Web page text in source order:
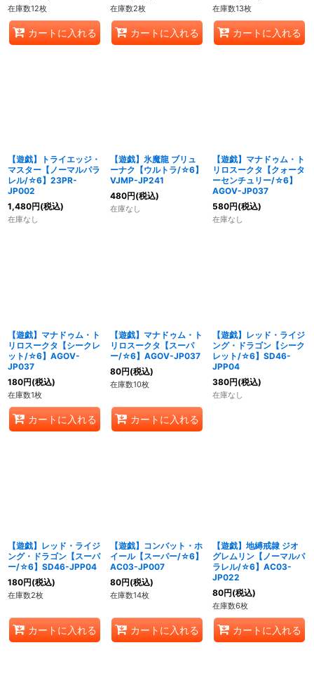
在庫数12枚
カートに入れる
在庫数2枚
カートに入れる
在庫数13枚
カートに入れる
【遊戯】トライエッジ・
マスター【ノーマルパラ
レル/☆6】23PR-
JP002
1,480円(税込)
在庫なし
【遊戯】氷魔龍 ブリュ
ーナク【ウルトラ/☆6】
VJMP-JP241
480円(税込)
在庫なし
【遊戯】マナドゥム・ト
リロスークタ【クォータ
ーセンチュリー/☆6】
AGOV-JP037
580円(税込)
在庫なし
【遊戯】マナドゥム・ト
リロスークタ【シークレ
ット/☆6】AGOV-
JP037
180円(税込)
在庫数1枚
カートに入れる
【遊戯】マナドゥム・ト
リロスークタ【スーパ
ー/☆6】AGOV-JP037
80円(税込)
在庫数10枚
カートに入れる
【遊戯】レッド・ライジ
ング・ドラゴン【シーク
レット/☆6】SD46-
JPP04
380円(税込)
在庫なし
【遊戯】レッド・ライジ
ング・ドラゴン【スーパ
ー/☆6】SD46-JPP04
180円(税込)
在庫数2枚
カートに入れる
【遊戯】コンバット・ホ
イール【スーパー/☆6】
AC03-JP007
80円(税込)
在庫数14枚
カートに入れる
【遊戯】地縛戒隷 ジオ
グレムリン【ノーマルパ
ラレル/☆6】AC03-
JP022
80円(税込)
在庫数6枚
カートに入れる